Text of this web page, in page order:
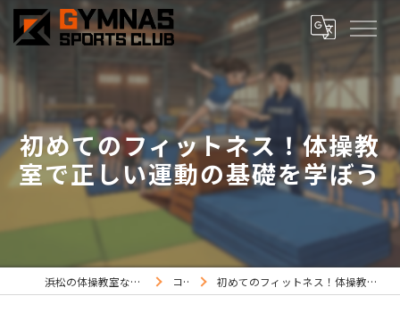
初めてのフィットネス！体操教
室で正しい運動の基礎を学ぼう
浜松の体操教室ならジムナススポーツ コラム 初めてのフィットネス！体操教室で正しい運動の基礎を学ぼう